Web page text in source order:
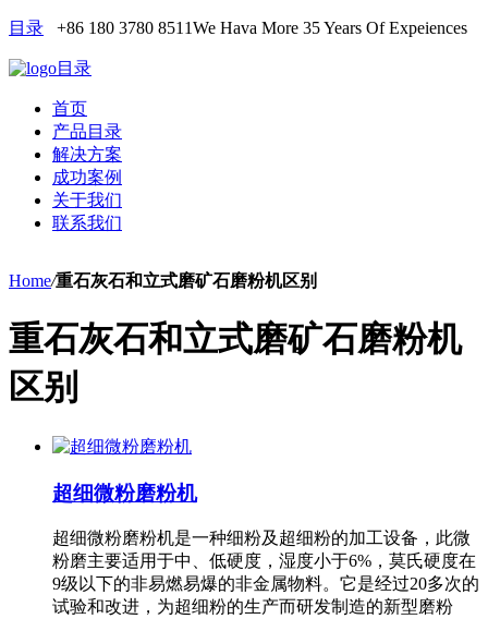
目录 +86 180 3780 8511We Hava More 35 Years Of Expeiences
目录
首页
产品目录
解决方案
成功案例
关于我们
联系我们
Home/重石灰石和立式磨矿石磨粉机区别
重石灰石和立式磨矿石磨粉机
区别
超细微粉磨粉机
超细微粉磨粉机是一种细粉及超细粉的加工设备，此微
粉磨主要适用于中、低硬度，湿度小于6%，莫氏硬度在
9级以下的非易燃易爆的非金属物料。它是经过20多次的
试验和改进，为超细粉的生产而研发制造的新型磨粉